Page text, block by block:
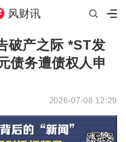
风财讯
破产之际 *ST发
债务遭债权人申
2026-07-08 12:29